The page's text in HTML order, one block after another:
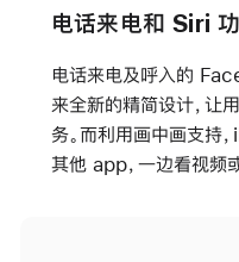
电话来电和 Siri
电话来电及呼入的
来全新的精简设计，让
务。而利用画中画支持
其他 app，一边看视频